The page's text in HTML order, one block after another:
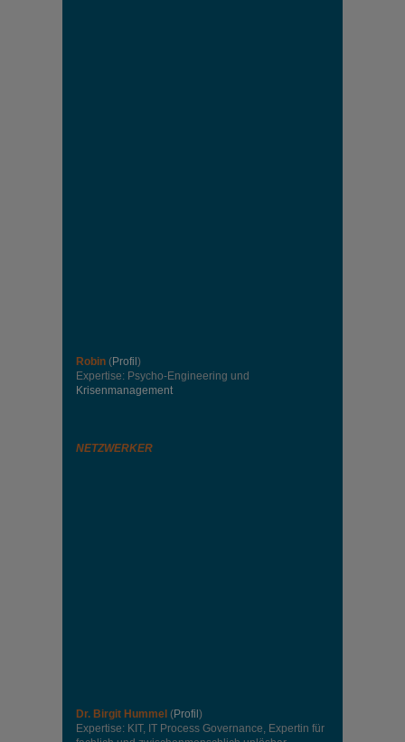
Robin (Profil )
Expertise: Psycho-Engineering und
Krisenmanagement
NETZWERKER
Dr. Birgit Hummel (Profil )
Expertise: KIT, IT Process Governance, Expertin für